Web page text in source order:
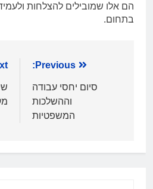
הם אלו שמובילים להצלחות
בתחום.
Previous:
סיום יחסי עבודה
וההשלכות
המשפטיות